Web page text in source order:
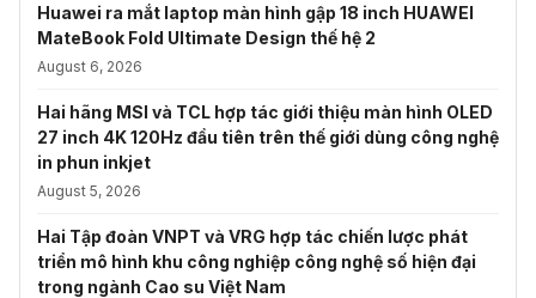
Huawei ra mắt laptop màn hình gập 18 inch HUAWEI
MateBook Fold Ultimate Design thế hệ 2
August 6, 2026
Hai hãng MSI và TCL hợp tác giới thiệu màn hình OLED
27 inch 4K 120Hz đầu tiên trên thế giới dùng công nghệ
in phun inkjet
August 5, 2026
Hai Tập đoàn VNPT và VRG hợp tác chiến lược phát
triển mô hình khu công nghiệp công nghệ số hiện đại
trong ngành Cao su Việt Nam